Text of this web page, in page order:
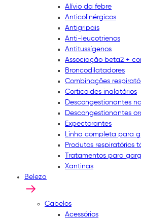
Alívio da febre
Anticolinérgicos
Antigripais
Anti-leucotrienos
Antitussígenos
Associação beta2 +
Broncodilatadores
Combinações
Corticoides inalatórios
Descongestionantes
Descongestionantes
Expectorantes
Linha completa para
Produtos respiratórios
Tratamentos para
Xantinas
Beleza
Cabelos
Acessórios